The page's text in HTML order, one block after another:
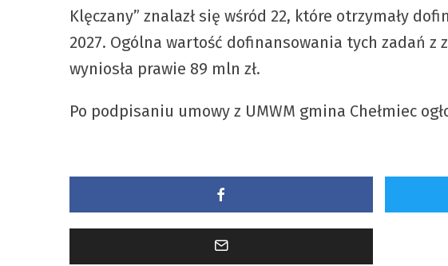
Klęczany” znalazł się wśród 22, które otrzymały
2027. Ogólna wartość dofinansowania tych zadań
wyniosła prawie 89 mln zł.
Po podpisaniu umowy z UMWM gmina Chełmiec